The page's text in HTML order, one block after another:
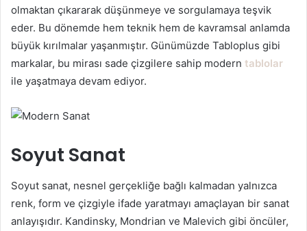
olmaktan çıkararak düşünmeye ve sorgulamaya teşvik
eder. Bu dönemde hem teknik hem de kavramsal anlamda
büyük kırılmalar yaşanmıştır. Günümüzde Tabloplus gibi
markalar, bu mirası sade çizgilere sahip modern tablolar
ile yaşatmaya devam ediyor.
Soyut Sanat
Soyut sanat, nesnel gerçekliğe bağlı kalmadan yalnızca
renk, form ve çizgiyle ifade yaratmayı amaçlayan bir sanat
anlayışıdır. Kandinsky, Mondrian ve Malevich gibi öncüler,